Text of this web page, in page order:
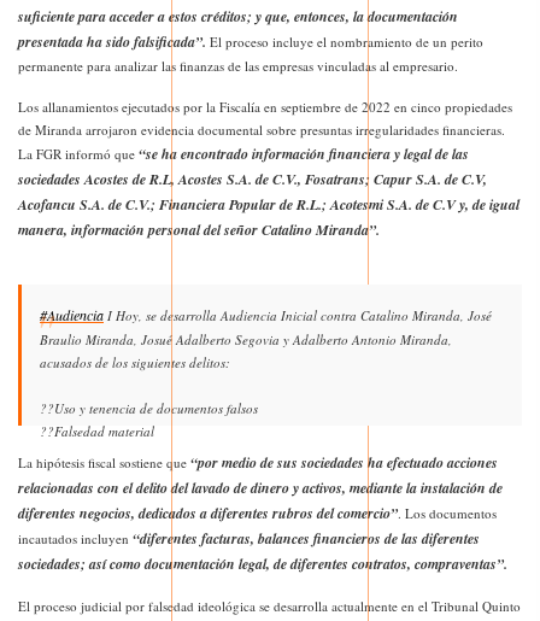
suficiente para acceder a estos créditos; y que, entonces, la documentación
presentada ha sido falsificada”. El proceso incluye el nombramiento de un perito
permanente para analizar las finanzas de las empresas vinculadas al empresario.
Los allanamientos ejecutados por la Fiscalía en septiembre de 2022 en cinco propiedades
de Miranda arrojaron evidencia documental sobre presuntas irregularidades financieras.
La FGR informó que “se ha encontrado información financiera y legal de las
sociedades Acostes de R.L, Acostes S.A. de C.V., Fosatrans; Capur S.A. de C.V,
Acofancu S.A. de C.V.; Financiera Popular de R.L.; Acotesmi S.A. de C.V y, de igual
manera, información personal del señor Catalino Miranda”.
#Audiencia I Hoy, se desarrolla Audiencia Inicial contra Catalino Miranda, José
Braulio Miranda, Josué Adalberto Segovia y Adalberto Antonio Miranda,
acusados de los siguientes delitos:
??Uso y tenencia de documentos falsos
??Falsedad material
Los imputados en su calidad de… pic.twitter.com/WGkH1sSZwX
— Fiscalía General de la República El Salvador (@FGR_SV)July 4, 2024
La hipótesis fiscal sostiene que “por medio de sus sociedades ha efectuado acciones
relacionadas con el delito del lavado de dinero y activos, mediante la instalación de
diferentes negocios, dedicados a diferentes rubros del comercio”. Los documentos
incautados incluyen “diferentes facturas, balances financieros de las diferentes
sociedades; así como documentación legal, de diferentes contratos, compraventas”.
El proceso judicial por falsedad ideológica se desarrolla actualmente en el Tribunal Quinto